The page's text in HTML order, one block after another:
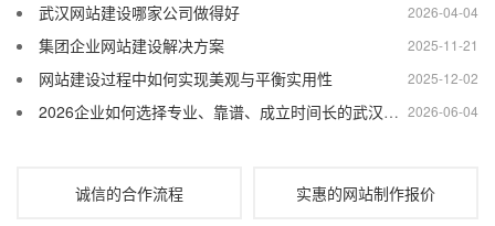
2026-04-04
武汉网站建设哪家公司做得好
2025-11-21
集团企业网站建设解决方案
2025-12-02
网站建设过程中如何实现美观与平衡实用性
2026-06-04
2026企业如何选择专业、靠谱、成立时间长的武汉网站建设公司
诚信的合作流程 实惠的网站制作报价